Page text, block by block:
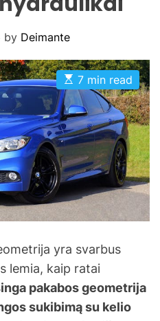
by Deimante
E
s
t
i
m
a
t
e
d
r
a
d
t
m
e
7 min read
yra svarbus
lemia, kaip ratai
pakabos geometrija
sukibimą su kelio